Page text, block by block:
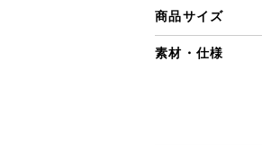
商品サイズ
素材・仕様